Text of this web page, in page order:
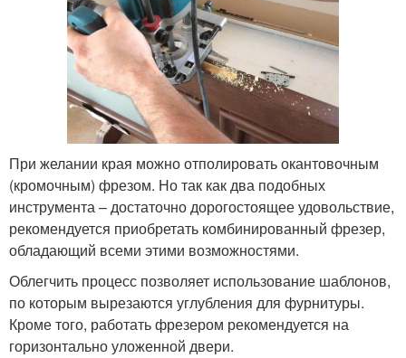
При желании края можно отполировать окантовочным
(кромочным) фрезом. Но так как два подобных
инструмента – достаточно дорогостоящее удовольствие,
рекомендуется приобретать комбинированный фрезер,
обладающий всеми этими возможностями.
Облегчить процесс позволяет использование шаблонов,
по которым вырезаются углубления для фурнитуры.
Кроме того, работать фрезером рекомендуется на
горизонтально уложенной двери.